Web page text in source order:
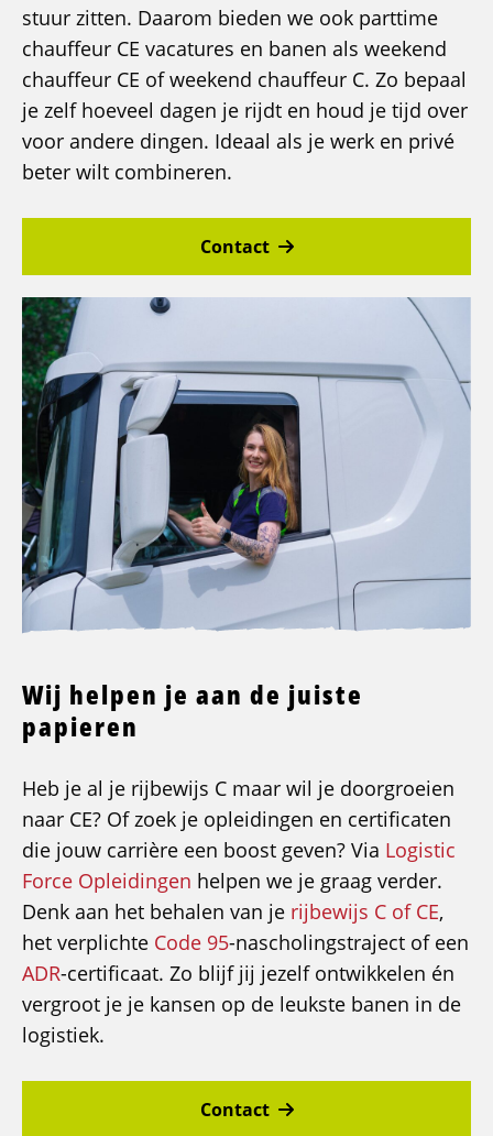
stuur zitten. Daarom bieden we ook parttime
chauffeur CE vacatures en banen als weekend
chauffeur CE of weekend chauffeur C. Zo bepaal
je zelf hoeveel dagen je rijdt en houd je tijd over
voor andere dingen. Ideaal als je werk en privé
beter wilt combineren.
Contact
Wij helpen je aan de juiste
papieren
Heb je al je rijbewijs C maar wil je doorgroeien
naar CE? Of zoek je opleidingen en certificaten
die jouw carrière een boost geven? Via Logistic
Force Opleidingen helpen we je graag verder.
Denk aan het behalen van je rijbewijs C of CE,
het verplichte Code 95-nascholingstraject of een
ADR-certificaat. Zo blijf jij jezelf ontwikkelen én
vergroot je je kansen op de leukste banen in de
logistiek.
Contact